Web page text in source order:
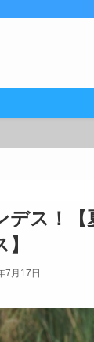
デス！
7月17日